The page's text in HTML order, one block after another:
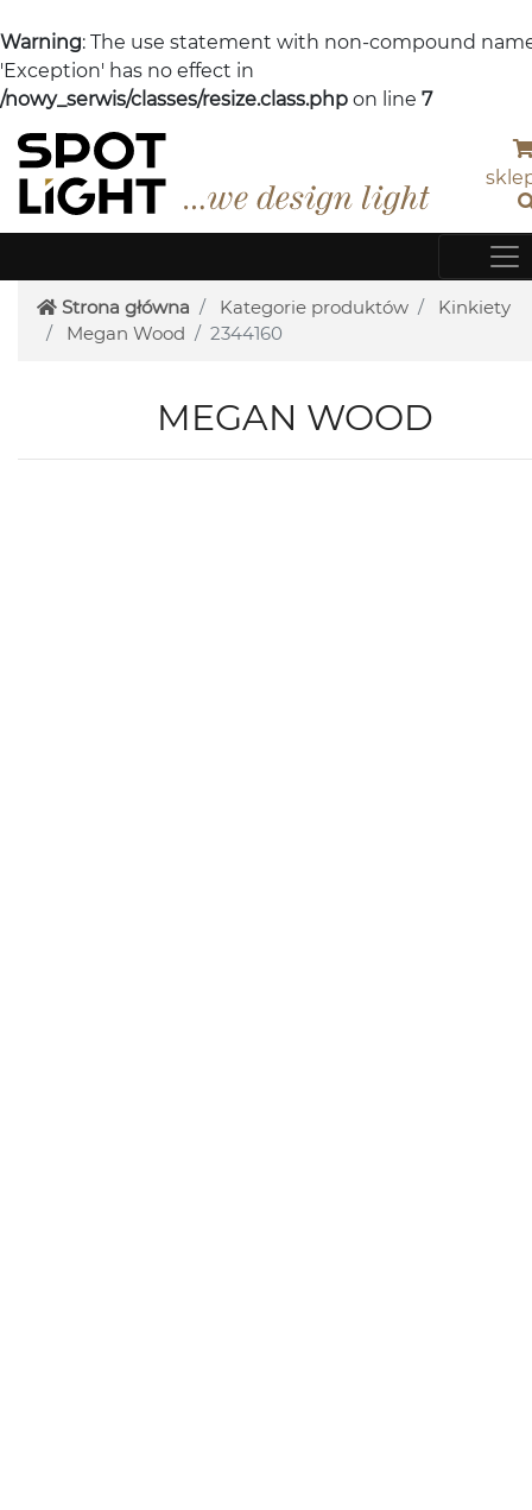
Warning: The use statement with non-compound
'Exception' has no effect in
/nowy_serwis/classes/resize.class.php on line 7
Strona główna Kategorie produktów
Kinkiety
Megan Wood
2344160
MEGAN WOOD